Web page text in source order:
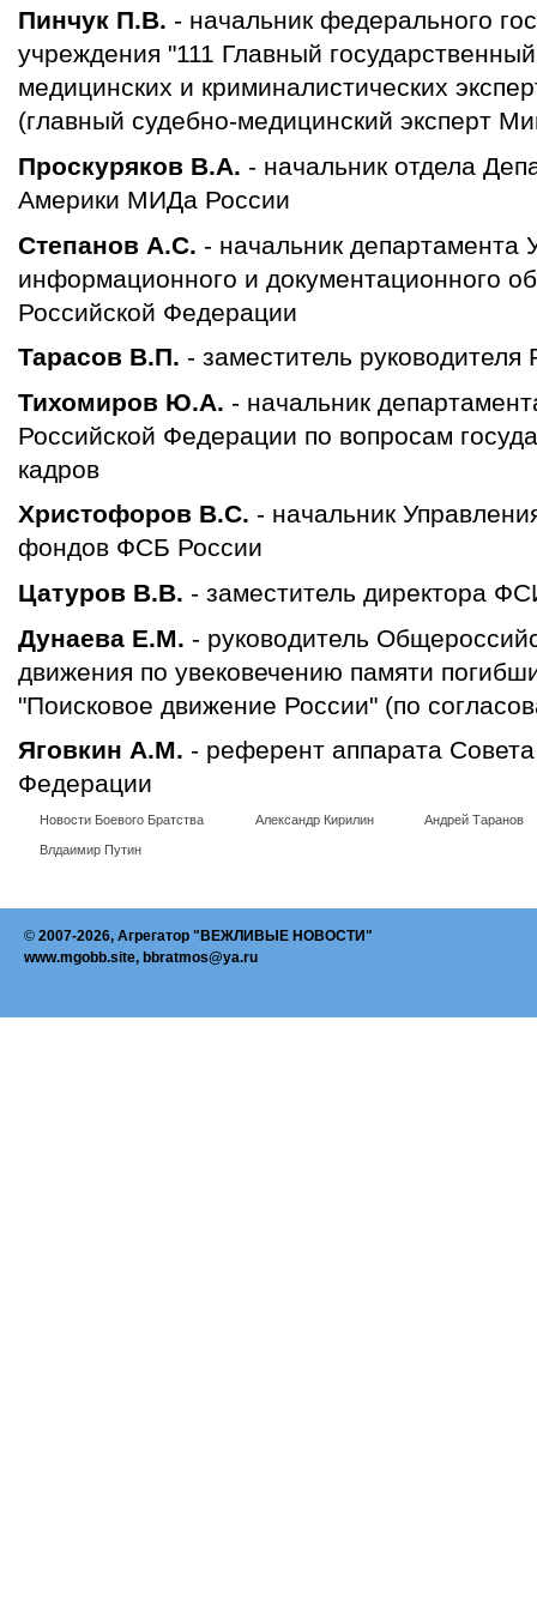
Пинчук П.В. - начальник федерального
учреждения "111 Главный
медицинских и криминалистических
(главный судебно-медицинский эксперт
Проскуряков В.А. - начальник отдела
Америки МИДа России
Степанов А.С. - начальник департамента
информационного и документационного
Российской Федерации
Тарасов В.П. - заместитель руководителя
Тихомиров Ю.А. - начальник
Российской Федерации по вопросам
кадров
Христофоров В.С. - начальник
фондов ФСБ России
Цатуров В.В. - заместитель директора
Дунаева Е.М. - руководитель
движения по увековечению памяти
"Поисковое движение России" (по
Яговкин А.М. - референт аппарата
Федерации
Новости Боевого Братства Александр Кирилин Андрей Таранов
Влдаимир Путин
© 2007-2026, Агрегатор "ВЕЖЛИВЫЕ НОВОСТИ"
www.mgobb.site, bbratmos@ya.ru